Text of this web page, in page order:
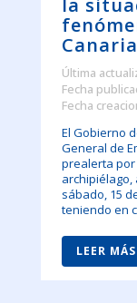
la
Última
Fecha
Fecha
El Gobierno
General de
prealerta
archipiélago,
sábado, 15
teniendo en
LEER MÁS